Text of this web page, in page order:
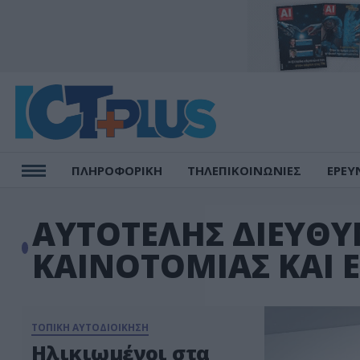
ΠΛΗΡΟΦΟΡΙΚΗ ΤΗΛΕΠΙΚΟΙΝΩΝΙΕΣ
ΑΥΤΟΤΕΛΗΣ
ΚΑΙΝΟΤΟΜΙΑΣ ΚΑΙ
ΤΟΠΙΚΗ ΑΥΤΟΔΙΟΙΚΗΣΗ
Ηλικιωμένοι στα